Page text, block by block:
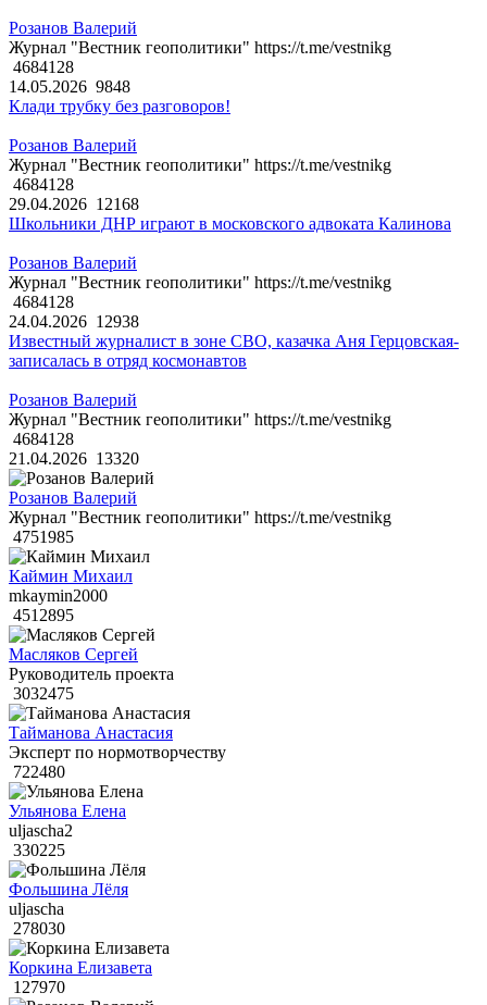
Розанов Валерий
Журнал "Вестник геополитики" https://t.me/vestnikg
4684128
14.05.2026 9848
Клади трубку без разговоров!
Розанов Валерий
Журнал "Вестник геополитики" https://t.me/vestnikg
4684128
29.04.2026 12168
Школьники ДНР играют в московского адвоката Калинова
Розанов Валерий
Журнал "Вестник геополитики" https://t.me/vestnikg
4684128
24.04.2026 12938
Известный журналист в зоне СВО, казачка Аня Герцовская-
записалась в отряд космонавтов
Розанов Валерий
Журнал "Вестник геополитики" https://t.me/vestnikg
4684128
21.04.2026 13320
Розанов Валерий
Журнал "Вестник геополитики" https://t.me/vestnikg
4751985
Каймин Михаил
mkaymin2000
4512895
Масляков Сергей
Руководитель проекта
3032475
Тайманова Анастасия
Эксперт по нормотворчеству
722480
Ульянова Елена
uljascha2
330225
Фольшина Лёля
uljascha
278030
Коркина Елизавета
127970